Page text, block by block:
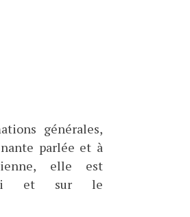
générales,
parlée et à
elle est
et sur le